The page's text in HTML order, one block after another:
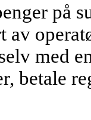
på
av
med
betale